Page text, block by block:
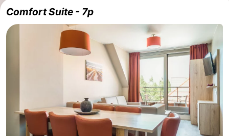
Spielplätze
Minigolfplätze
Wellness-
Zentren
Dörfer
Schwimmbader
Comfort Suite - 7p